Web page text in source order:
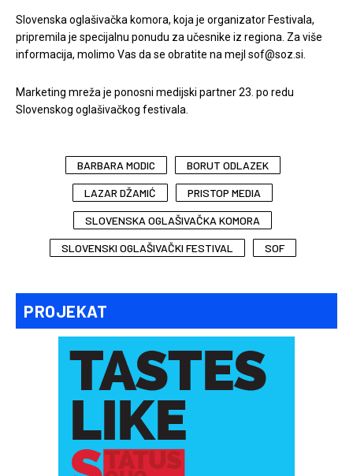
PROJEKAT
Slovenska oglašivačka komora, koja je organizator Festivala,
pripremila je specijalnu ponudu za učesnike iz regiona. Za više
informacija, molimo Vas da se obratite na mejl sof@soz.si.
Marketing mreža je ponosni medijski partner 23. po redu
Slovenskog oglašivačkog festivala.
BARBARA MODIC BORUT ODLAZEK
LAZAR DŽAMIĆ PRISTOP MEDIA
SLOVENSKA OGLAŠIVAČKA KOMORA
SLOVENSKI OGLAŠIVAČKI FESTIVAL SOF